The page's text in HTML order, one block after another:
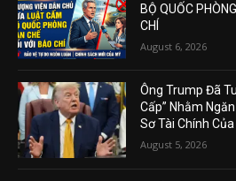
BỘ QUỐC
CHÍ
August 6, 2026
Ông Trump Đã
Cấp” Nhằm
Sơ Tài Chính
August 5, 2026